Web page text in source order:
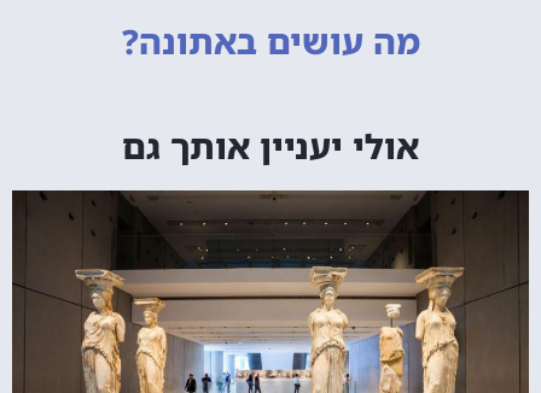
מה עושים באתונה?
אולי יעניין אותך גם